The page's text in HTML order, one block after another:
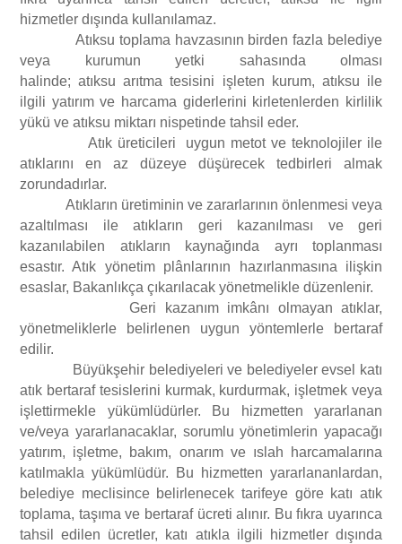
hizmetler dışında kullanılamaz.
Atıksu toplama havzasının birden fazla belediye
veya kurumun yetki sahasında olması
halinde; atıksu arıtma tesisini işleten kurum, atıksu ile
ilgili yatırım ve harcama giderlerini kirletenlerden kirlilik
yükü ve atıksu miktarı nispetinde tahsil eder.
Atık üreticileri uygun metot ve teknolojiler ile
atıklarını en az düzeye düşürecek tedbirleri almak
zorundadırlar.
Atıkların üretiminin ve zararlarının önlenmesi veya
azaltılması ile atıkların geri kazanılması ve geri
kazanılabilen atıkların kaynağında ayrı toplanması
esastır. Atık yönetim plânlarının hazırlanmasına ilişkin
esaslar, Bakanlıkça çıkarılacak yönetmelikle düzenlenir.
Geri kazanım imkânı olmayan atıklar,
yönetmeliklerle belirlenen uygun yöntemlerle bertaraf
edilir.
Büyükşehir belediyeleri ve belediyeler evsel katı
atık bertaraf tesislerini kurmak, kurdurmak, işletmek veya
işlettirmekle yükümlüdürler. Bu hizmetten yararlanan
ve/veya yararlanacaklar, sorumlu yönetimlerin yapacağı
yatırım, işletme, bakım, onarım ve ıslah harcamalarına
katılmakla yükümlüdür. Bu hizmetten yararlananlardan,
belediye meclisince belirlenecek tarifeye göre katı atık
toplama, taşıma ve bertaraf ücreti alınır. Bu fıkra uyarınca
tahsil edilen ücretler, katı atıkla ilgili hizmetler dışında